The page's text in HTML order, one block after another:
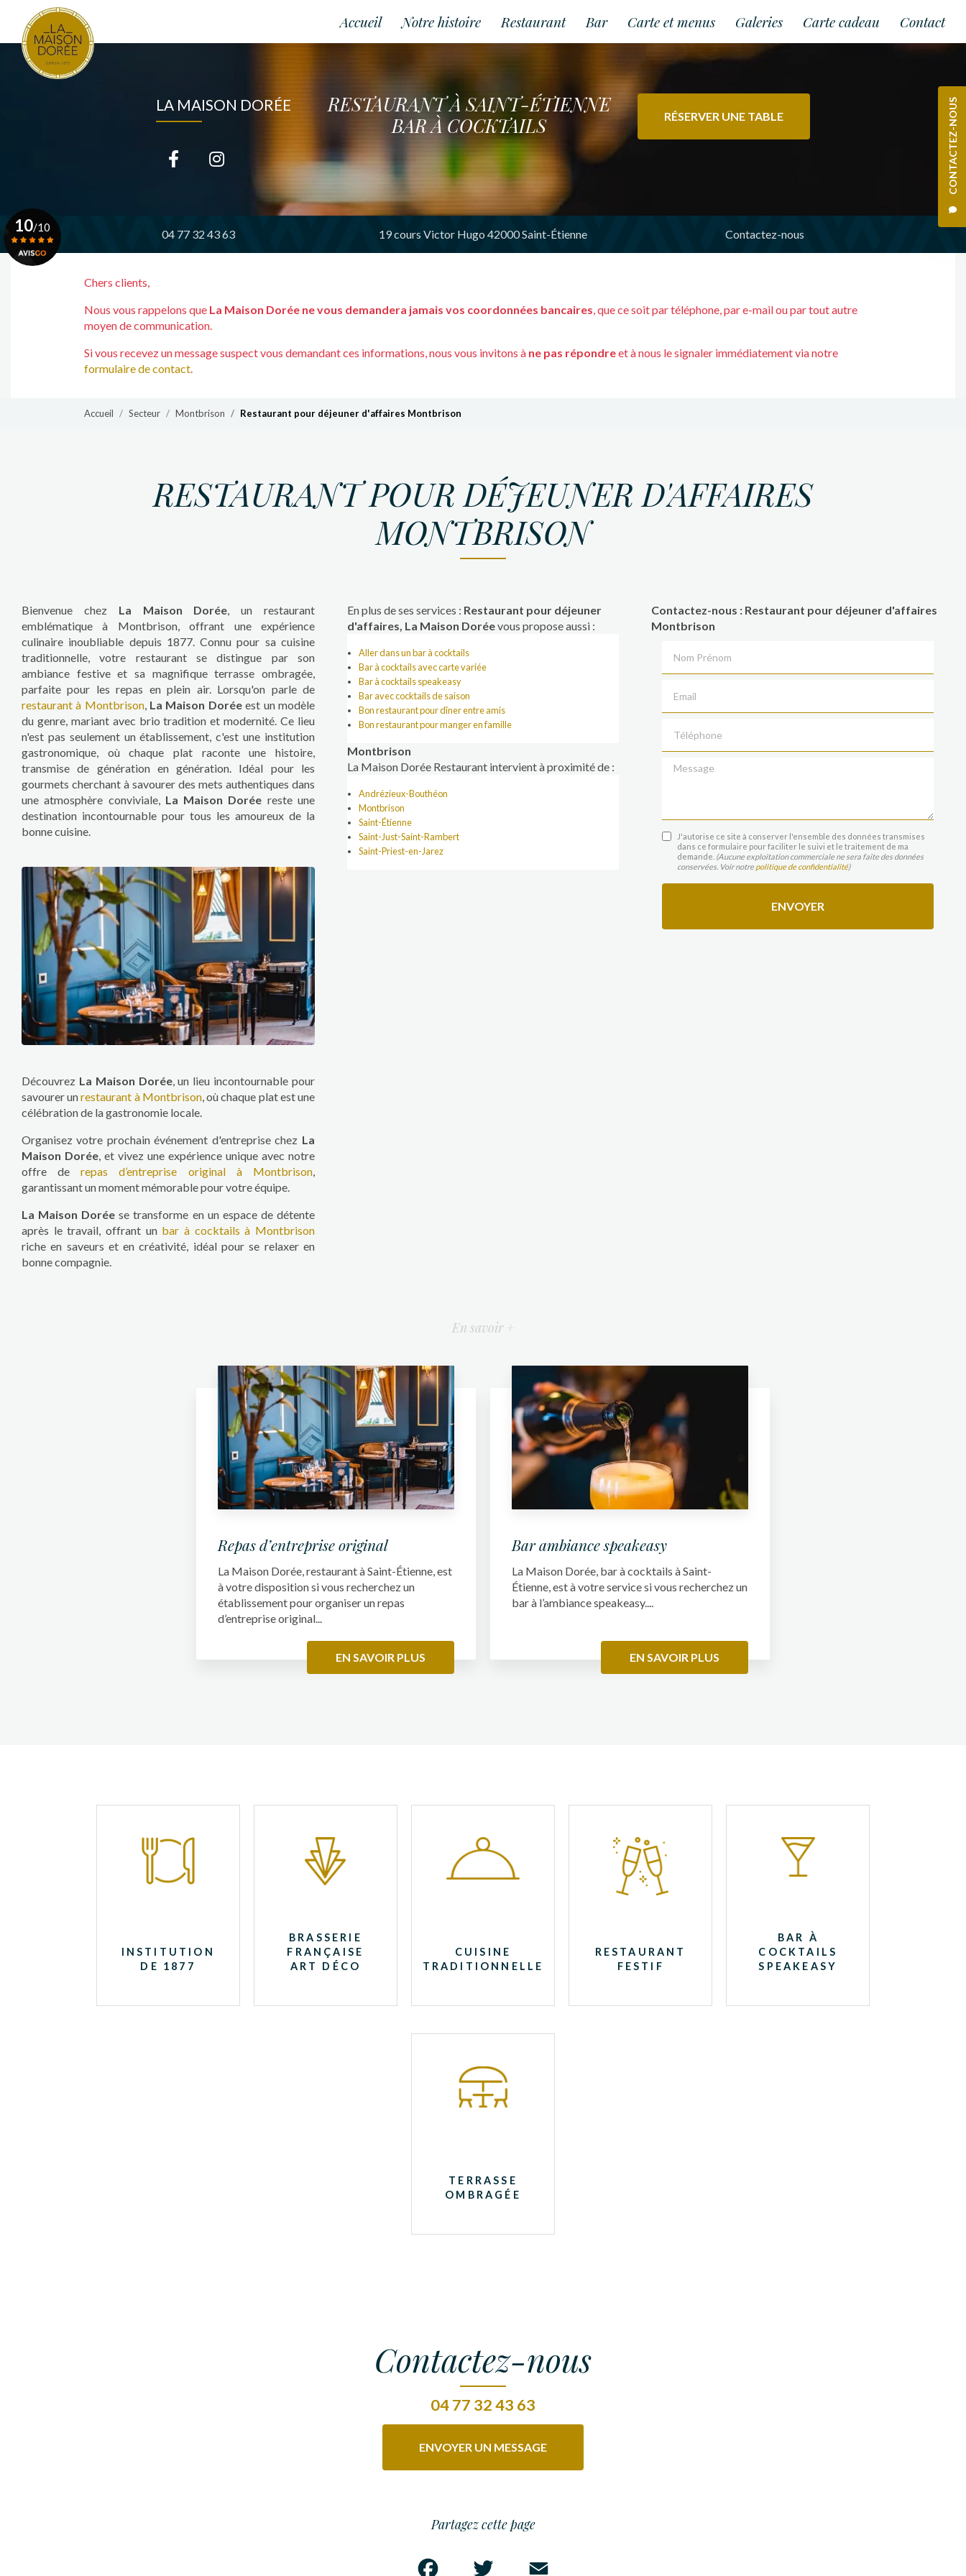
contenu
principal
CONTACTEZ-NOUS
Navigation principale
Accueil Notre histoire Restaurant Bar Carte et menus Galeries Carte cadeau Contact
LA MAISON DORÉE
RESTAURANT À SAINT-ÉTIENNE
BAR À COCKTAILS
RÉSERVER UNE TABLE
04 77 32 43 63 19 cours Victor Hugo 42000 Saint-Étienne Contactez-nous
10/10
Chers clients,
Nous vous rappelons que La Maison Dorée ne vous demandera jamais vos coordonnées bancaires, que ce soit par téléphone, par e-mail ou par tout autre
moyen de communication.
Si vous recevez un message suspect vous demandant ces informations, nous vous invitons à ne pas répondreet à nous le signaler immédiatement via notre
formulaire de contact.
Accueil Secteur Montbrison Restaurant pour déjeuner d'affaires Montbrison
RESTAURANT POUR DÉJEUNER D'AFFAIRES
MONTBRISON
Bienvenue chez La Maison Dorée, un restaurant
emblématique à Montbrison, offrant une expérience
culinaire inoubliable depuis 1877. Connu pour sa cuisine
traditionnelle, votre restaurant se distingue par son
ambiance festive et sa magnifique terrasse ombragée,
parfaite pour les repas en plein air. Lorsqu'on parle de
restaurant à Montbrison, La Maison Doréeest un modèle
du genre, mariant avec brio tradition et modernité. Ce lieu
n'est pas seulement un établissement, c'est une institution
gastronomique, où chaque plat raconte une histoire,
transmise de génération en génération. Idéal pour les
gourmets cherchant à savourer des mets authentiques dans
une atmosphère conviviale, La Maison Dorée reste une
destination incontournable pour tous les amoureux de la
bonne cuisine.
Découvrez La Maison Dorée, un lieu incontournable pour
savourer unrestaurant à Montbrison, où chaque plat est une
célébration de la gastronomie locale.
Organisez votre prochain événement d'entreprise chez La
Maison Dorée , et vivez une expérience unique avec notre
offre derepas d’entreprise original à Montbrison,
garantissant un moment mémorable pour votre équipe.
La Maison Dorée se transforme en un espace de détente
après le travail, offrant un bar à cocktails à Montbrison
riche en saveurs et en créativité, idéal pour se relaxer en
bonne compagnie.
En plus de ses services : Restaurant pour déjeuner
d'affaires, La Maison Doréevous propose aussi :
Aller dans un bar à cocktails
Bar à cocktails avec carte variée
Bar à cocktails speakeasy
Bar avec cocktails de saison
Bon restaurant pour dîner entre amis
Bon restaurant pour manger en famille
Montbrison
La Maison Dorée Restaurant intervient à proximité de :
Andrézieux-Bouthéon
Montbrison
Saint-Étienne
Saint-Just-Saint-Rambert
Saint-Priest-en-Jarez
Contactez-nous : Restaurant pour déjeuner d'affaires
Montbrison
Message
J'autorise ce site à conserver l'ensemble des données transmises
dans ce formulaire pour faciliter le suivi et le traitement de ma
demande. (Aucune exploitation commerciale ne sera faite des données
conservées. Voir notre politique de confidentialité)
En savoir +
Repas d’entreprise original
La Maison Dorée, restaurant à Saint-Étienne, est
à votre disposition si vous recherchez un
établissement pour organiser un repas
d’entreprise original...
EN SAVOIR PLUS
Bar ambiance speakeasy
La Maison Dorée, bar à cocktails à Saint-
Étienne, est à votre service si vous recherchez un
bar à l’ambiance speakeasy....
EN SAVOIR PLUS
INSTITUTION
DE 1877
BRASSERIE
FRANÇAISE
ART DÉCO
CUISINE
TRADITIONNELLE
RESTAURANT
FESTIF
BAR À
COCKTAILS
SPEAKEASY
TERRASSE
OMBRAGÉE
Contactez-nous
04 77 32 43 63
ENVOYER UN MESSAGE
Partagez cette page